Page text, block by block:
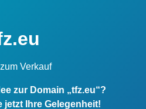
Verkauf
zur Domain „tfz.eu“?
jetzt Ihre Gelegenheit!